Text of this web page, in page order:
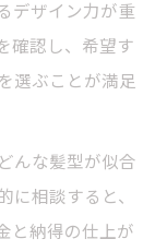
デザイン力が重
確認し、希望す
選ぶことが満足
んな髪型が似合
相談すると、
と納得の仕上が